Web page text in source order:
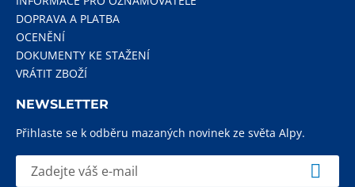
DOPRAVA A PLATBA
OCENĚNÍ
DOKUMENTY KE STAŽENÍ
VRÁTIT ZBOŽÍ
NEWSLETTER
Přihlaste se k odběru mazaných novinek ze světa Alpy.